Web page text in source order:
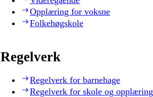
Opplæring for voksne
Folkehøgskole
Regelverk
Regelverk for barnehage
Regelverk for skole og opplæring